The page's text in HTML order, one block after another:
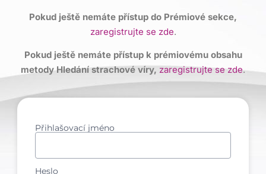
Pokud ještě nemáte přístup do Prémiové sekce,
zaregistrujte se zde.
Pokud ještě nemáte přístup k prémiovému obsahu
metody Hledání strachové víry, zaregistrujte se zde.
Přihlašovací jméno
Heslo